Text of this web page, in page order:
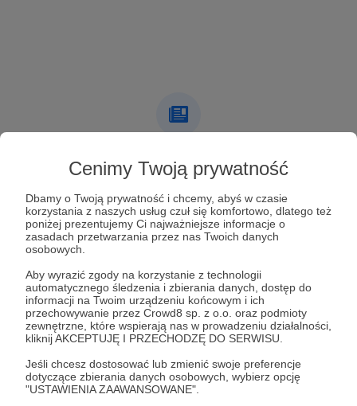
Cenimy Twoją prywatność
Dbamy o Twoją prywatność i chcemy, abyś w czasie
korzystania z naszych usług czuł się komfortowo, dlatego też
poniżej prezentujemy Ci najważniejsze informacje o
zasadach przetwarzania przez nas Twoich danych
osobowych.
Aby wyrazić zgody na korzystanie z technologii
automatycznego śledzenia i zbierania danych, dostęp do
informacji na Twoim urządzeniu końcowym i ich
przechowywanie przez Crowd8 sp. z o.o. oraz podmioty
zewnętrzne, które wspierają nas w prowadzeniu działalności,
kliknij AKCEPTUJĘ I PRZECHODZĘ DO SERWISU.
Jeśli chcesz dostosować lub zmienić swoje preferencje
dotyczące zbierania danych osobowych, wybierz opcję
"USTAWIENIA ZAAWANSOWANE".
Lista postów jest pusta
Autor nie dodał jeszcze żadnych postów
Dołącz do grona Patronów!